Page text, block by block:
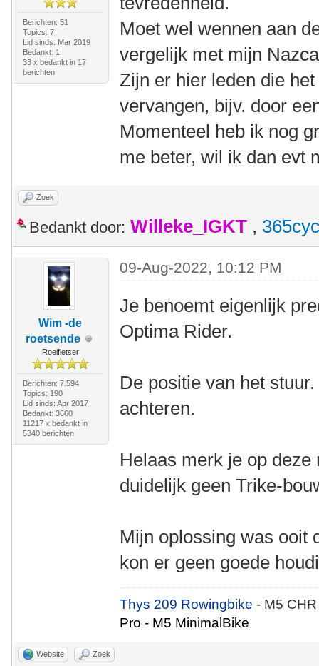
Berichten: 51
Topics: 7
Lid sinds: Mar 2019
Bedankt: 1
33 x bedankt in 17
berichten
Moet wel wennen aan
vergelijk met mijn
Zijn er hier leden die
vervangen, bijv. door
Momenteel heb ik nog
me beter, wil ik dan evt
Zoek
Bedankt door: Willeke_IGKT ,
Wim -de
roetsende
Roeifietser
Berichten: 7.594
Topics: 190
Lid sinds: Apr 2017
Bedankt: 3660
11217 x bedankt in
5340 berichten
09-Aug-2022, 10:12 PM
Je benoemt eigenlijk
Optima Rider.
De positie van het
achteren.
Helaas merk je op
duidelijk geen Trike-
Mijn oplossing was ooit
kon er geen goede
Thys 209 Rowingbike- M5
Pro - M5 MinimalBike
Website Zoek